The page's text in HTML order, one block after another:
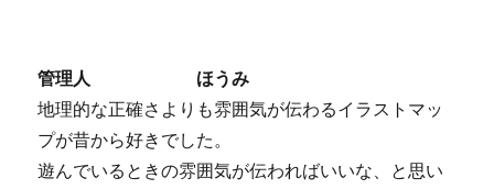
管理人 ほうみ
地理的な正確さよりも雰囲気が伝わるイラストマッ
プが昔から好きでした。
遊んでいるときの雰囲気が伝わればいいな、と思い